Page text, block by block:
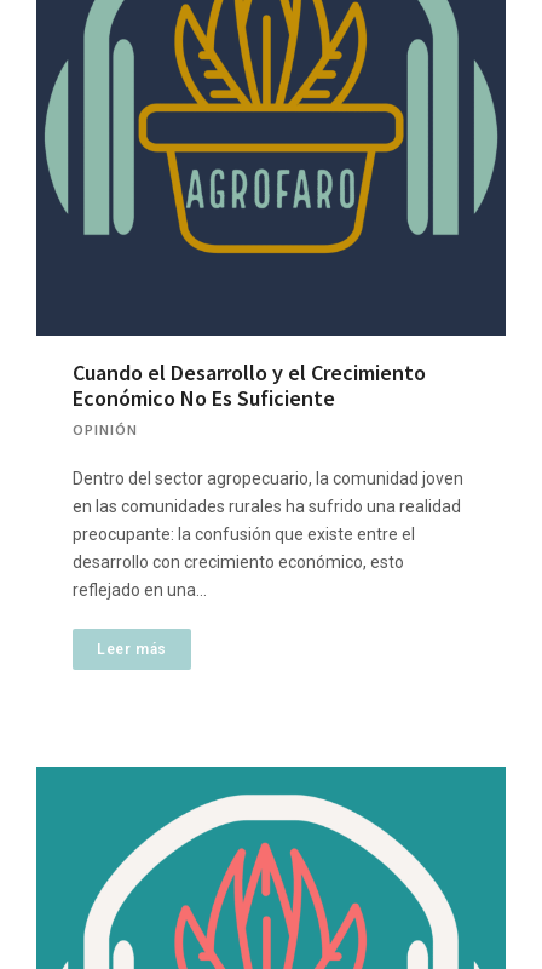
Cuando el Desarrollo y el Crecimiento
Económico No Es Suficiente
OPINIÓN
Dentro del sector agropecuario, la comunidad joven
en las comunidades rurales ha sufrido una realidad
preocupante: la confusión que existe entre el
desarrollo con crecimiento económico, esto
reflejado en una…
Leer más